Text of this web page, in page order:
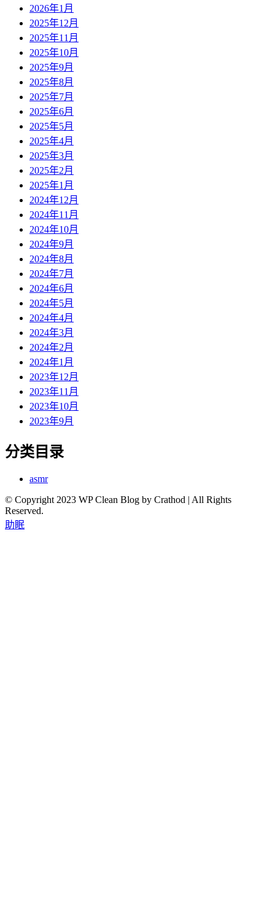
2026年1月
2025年12月
2025年11月
2025年10月
2025年9月
2025年8月
2025年7月
2025年6月
2025年5月
2025年4月
2025年3月
2025年2月
2025年1月
2024年12月
2024年11月
2024年10月
2024年9月
2024年8月
2024年7月
2024年6月
2024年5月
2024年4月
2024年3月
2024年2月
2024年1月
2023年12月
2023年11月
2023年10月
2023年9月
分类目录
asmr
© Copyright 2023 WP Clean Blog by Crathod | All Rights
Reserved.
助眠